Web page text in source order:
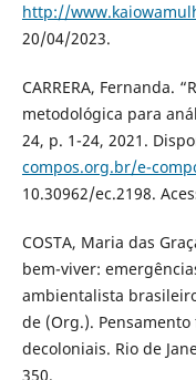
http://
20/04/2023.
CARRERA, Fernanda.
metodológica para
24, p. 1-24, 2021.
compos.org.br/e-
10.30962/ec.2198.
COSTA, Maria das
bem-viver:
ambientalista
de (Org.).
decoloniais. Rio de
350.